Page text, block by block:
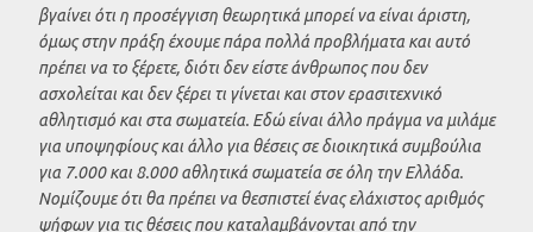
βγαίνει ότι η προσέγγιση θεωρητικά μπορεί να είναι άριστη,
όμως στην πράξη έχουμε πάρα πολλά προβλήματα και αυτό
πρέπει να το ξέρετε, διότι δεν είστε άνθρωπος που δεν
ασχολείται και δεν ξέρει τι γίνεται και στον ερασιτεχνικό
αθλητισμό και στα σωματεία. Εδώ είναι άλλο πράγμα να μιλάμε
για υποψηφίους και άλλο για θέσεις σε διοικητικά συμβούλια
για 7.000 και 8.000 αθλητικά σωματεία σε όλη την Ελλάδα.
Νομίζουμε ότι θα πρέπει να θεσπιστεί ένας ελάχιστος αριθμός
ψήφων για τις θέσεις που καταλαμβάνονται από την